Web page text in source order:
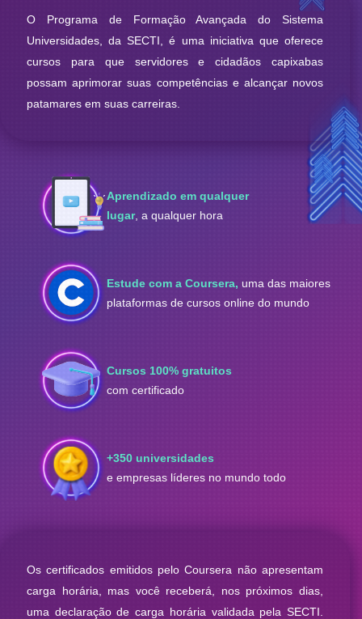
O Programa de Formação Avançada do Sistema
Universidades, da SECTI, é uma iniciativa que oferece
cursos para que servidores e cidadãos capixabas
possam aprimorar suas competências e alcançar novos
patamares em suas carreiras.
Aprendizado em qualquer
lugar, a qualquer hora
Estude com a Coursera, uma das maiores
plataformas de cursos online do mundo
Cursos 100% gratuitos
com certificado
+350 universidades
e empresas líderes no mundo todo
Os certificados emitidos pelo Coursera não apresentam
carga horária, mas você receberá, nos próximos dias,
uma declaração de carga horária validada pela SECTI.
Selecione uma opção
Selecionar uma opção temática
CPF*
Cidade*
O Formação Avançada é voltado apenas para pessoas que residem
no Espírito Santo
Concordo em receber mensagens de comunicação via Email
ou WhatsApp.
Ao informar meus dados, eu concordo com a
Quero avançar na minha carreira